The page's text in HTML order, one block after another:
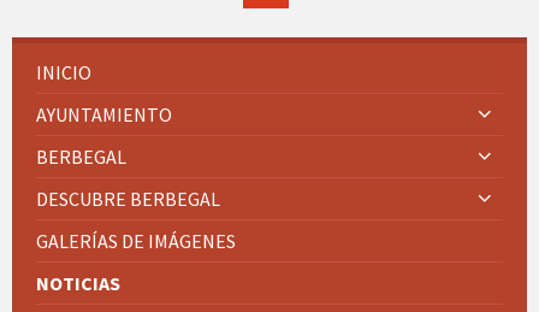
entradas
INICIO
AYUNTAMIENTO
BERBEGAL
DESCUBRE BERBEGAL
GALERÍAS DE IMÁGENES
NOTICIAS